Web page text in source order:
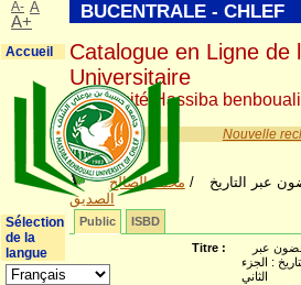
Nouvelle
عبر التاريخ / محمد الصالح
الصديق
Public
ISBD
Titre :
عبر
: الجزء
الثاني
BUCENTRALE - CHLEF
Catalogue en Ligne de
Universitaire
Université Hassiba
A- A
A+
Accueil
Sélection
de la
langue